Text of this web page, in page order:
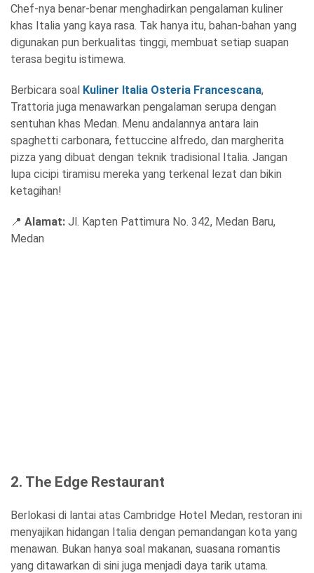
Chef-nya benar-benar menghadirkan pengalaman kuliner
khas Italia yang kaya rasa. Tak hanya itu, bahan-bahan yang
digunakan pun berkualitas tinggi, membuat setiap suapan
terasa begitu istimewa.
Berbicara soal Kuliner Italia Osteria Francescana,
Trattoria juga menawarkan pengalaman serupa dengan
sentuhan khas Medan. Menu andalannya antara lain
spaghetti carbonara, fettuccine alfredo, dan margherita
pizza yang dibuat dengan teknik tradisional Italia. Jangan
lupa cicipi tiramisu mereka yang terkenal lezat dan bikin
ketagihan!
📍 Alamat: Jl. Kapten Pattimura No. 342, Medan Baru,
Medan
2. The Edge Restaurant
Berlokasi di lantai atas Cambridge Hotel Medan, restoran ini
menyajikan hidangan Italia dengan pemandangan kota yang
menawan. Bukan hanya soal makanan, suasana romantis
yang ditawarkan di sini juga menjadi daya tarik utama.